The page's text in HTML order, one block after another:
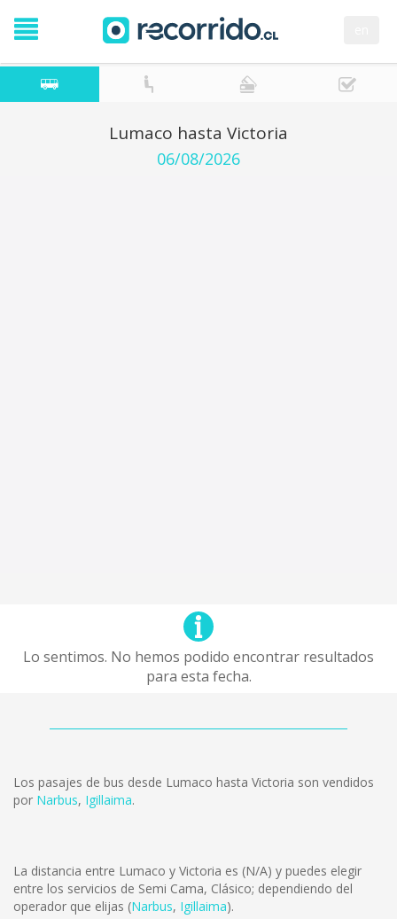
Lumaco hasta Victoria
06/08/2026
Lo sentimos. No hemos podido encontrar resultados
para esta fecha.
Los pasajes de bus desde Lumaco hasta Victoria son vendidos
por Narbus, Igillaima.
La distancia entre Lumaco y Victoria es (N/A) y puedes elegir
entre los servicios de Semi Cama, Clásico; dependiendo del
operador que elijas (Narbus, Igillaima).